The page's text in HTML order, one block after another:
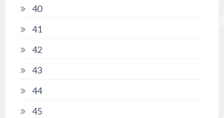
40
41
42
43
44
45